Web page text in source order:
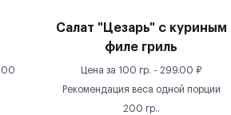
Салат "Цезарь" с куриным
филе гриль
Цена за 100 гр. - 299.00 ₽
Рекомендация веса одной порции
200 гр..